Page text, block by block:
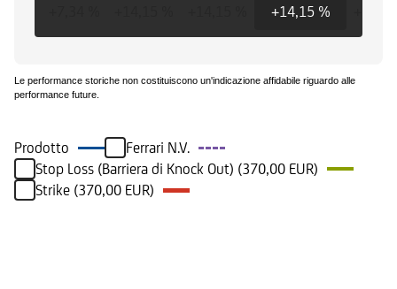
+14,15 %
Le performance storiche non costituiscono un'indicazione affidabile riguardo alle
performance future.
Prodotto
Ferrari N.V.
Stop Loss (Barriera di Knock Out) (370,00 EUR)
Strike (370,00 EUR)